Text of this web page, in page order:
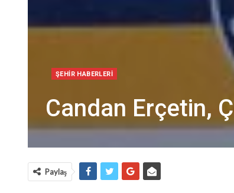
ŞEHIR HABERLERI
Candan Erçetin,
Paylaş